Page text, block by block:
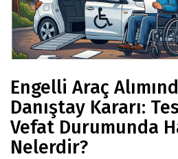
Engelli Araç
Danıştay Kararı:
Vefat Durumunda
Nelerdir?